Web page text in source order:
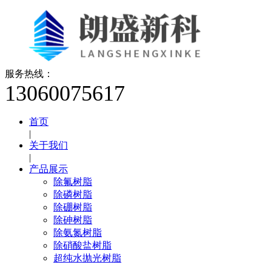
服务热线：
13060075617
首页
|
关于我们
|
产品展示
除氟树脂
除磷树脂
除硼树脂
除砷树脂
除氨氮树脂
除硝酸盐树脂
超纯水抛光树脂